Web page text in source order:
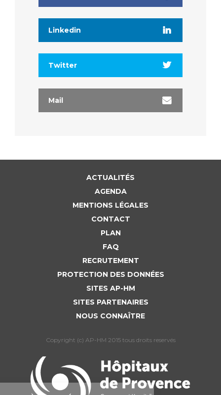
Linkedin
Twitter
Mail
ACTUALITÉS
AGENDA
MENTIONS LÉGALES
CONTACT
PLAN
FAQ
RECRUTEMENT
PROTECTION DES DONNÉES
SITES AP-HM
SITES PARTENAIRES
NOUS CONNAÎTRE
Copyright (c) AP-HM 2015 tous droits reservés